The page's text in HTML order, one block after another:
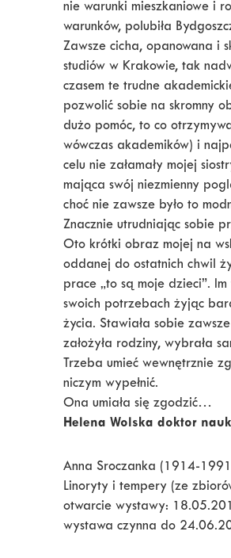
nie warunki mieszkaniowe i
warunków, polubiła
Zawsze cicha, opanowana i
studiów w Krakowie, tak
czasem te trudne
pozwolić sobie na skromny
dużo pomóc, to co
wówczas akademików) i
celu nie załamały mojej
mająca swój niezmienny
choć nie zawsze było to
Znacznie utrudniając sobie
Oto krótki obraz mojej na
oddanej do ostatnich chwil
prace „to są moje dzieci”.
swoich potrzebach żyjąc
życia. Stawiała sobie
założyła rodziny, wybrała
Trzeba umieć wewnętrznie
niczym wypełnić.
Ona umiała się zgodzić…
Helena Wolska doktor
Anna Sroczanka (1914-
Linoryty i tempery (ze
otwarcie wystawy:
wystawa czynna do